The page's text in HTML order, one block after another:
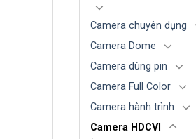
Camera chuyên dụng
Camera Dome
Camera dùng pin
Camera Full Color
Camera hành trình
Camera HDCVI